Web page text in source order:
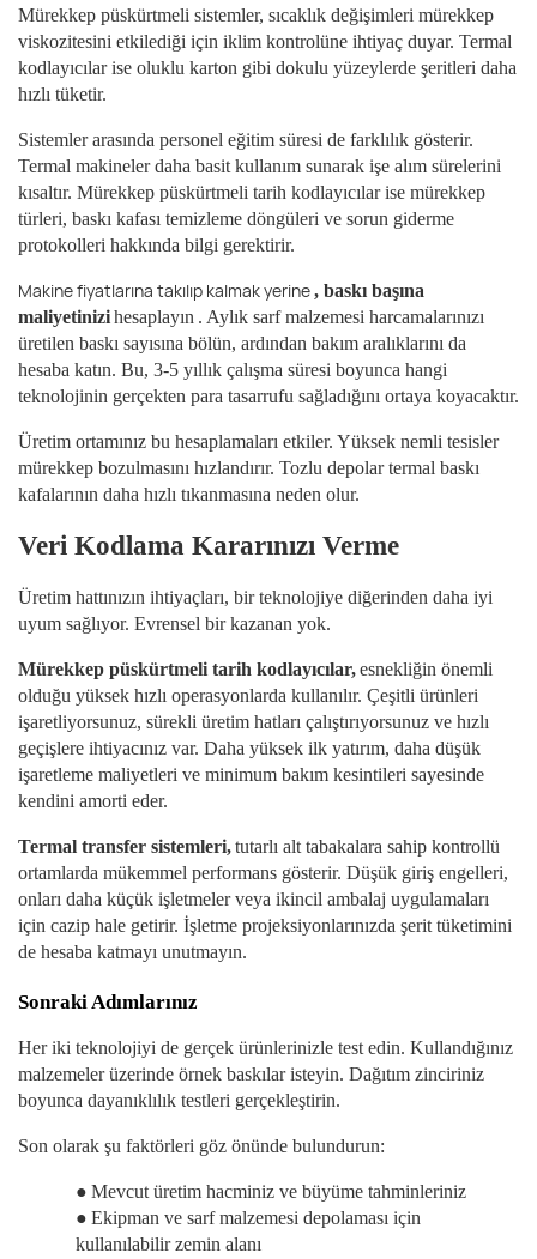
Mürekkep püskürtmeli sistemler, sıcaklık değişimleri mürekkep
viskozitesini etkilediği için iklim kontrolüne ihtiyaç duyar. Termal
kodlayıcılar ise oluklu karton gibi dokulu yüzeylerde şeritleri daha
hızlı tüketir.
Sistemler arasında personel eğitim süresi de farklılık gösterir.
Termal makineler daha basit kullanım sunarak işe alım sürelerini
kısaltır. Mürekkep püskürtmeli tarih kodlayıcılar ise mürekkep
türleri, baskı kafası temizleme döngüleri ve sorun giderme
protokolleri hakkında bilgi gerektirir.
Makine fiyatlarına takılıp kalmak yerine, baskı başına
maliyetinizihesaplayın . Aylık sarf malzemesi harcamalarınızı
üretilen baskı sayısına bölün, ardından bakım aralıklarını da
hesaba katın. Bu, 3-5 yıllık çalışma süresi boyunca hangi
teknolojinin gerçekten para tasarrufu sağladığını ortaya koyacaktır.
Üretim ortamınız bu hesaplamaları etkiler. Yüksek nemli tesisler
mürekkep bozulmasını hızlandırır. Tozlu depolar termal baskı
kafalarının daha hızlı tıkanmasına neden olur.
Veri Kodlama Kararınızı Verme
Üretim hattınızın ihtiyaçları, bir teknolojiye diğerinden daha iyi
uyum sağlıyor. Evrensel bir kazanan yok.
Mürekkep püskürtmeli tarih kodlayıcılar,esnekliğin önemli
olduğu yüksek hızlı operasyonlarda kullanılır. Çeşitli ürünleri
işaretliyorsunuz, sürekli üretim hatları çalıştırıyorsunuz ve hızlı
geçişlere ihtiyacınız var. Daha yüksek ilk yatırım, daha düşük
işaretleme maliyetleri ve minimum bakım kesintileri sayesinde
kendini amorti eder.
Termal transfer sistemleri,tutarlı alt tabakalara sahip kontrollü
ortamlarda mükemmel performans gösterir. Düşük giriş engelleri,
onları daha küçük işletmeler veya ikincil ambalaj uygulamaları
için cazip hale getirir. İşletme projeksiyonlarınızda şerit tüketimini
de hesaba katmayı unutmayın.
Sonraki Adımlarınız
Her iki teknolojiyi de gerçek ürünlerinizle test edin. Kullandığınız
malzemeler üzerinde örnek baskılar isteyin. Dağıtım zinciriniz
boyunca dayanıklılık testleri gerçekleştirin.
Son olarak şu faktörleri göz önünde bulundurun:
● Mevcut üretim hacminiz ve büyüme tahminleriniz
● Ekipman ve sarf malzemesi depolaması için
kullanılabilir zemin alanı